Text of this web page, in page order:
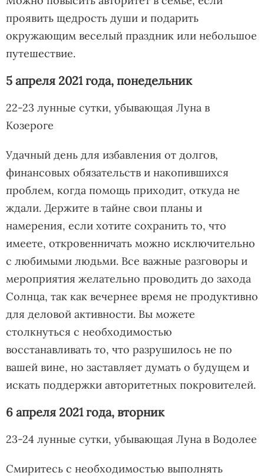
проявить щедрость души и подарить
окружающим веселый праздник или небольшое
путешествие.
5 апреля 2021 года, понедельник
22-23 лунные сутки, убывающая Луна в
Козероге
Удачный день для избавления от долгов,
финансовых обязательств и накопившихся
проблем, когда помощь приходит, откуда не
ждали. Держите в тайне свои планы и
намерения, если хотите сохранить то, что
имеете, откровенничать можно исключительно
с любимыми людьми. Все важные разговоры и
мероприятия желательно проводить до захода
Солнца, так как вечернее время не продуктивно
для деловой активности. Вы можете
столкнуться с необходимостью
восстанавливать то, что разрушилось не по
вашей вине, но заставляет думать о будущем и
искать поддержки авторитетных покровителей.
6 апреля 2021 года, вторник
23-24 лунные сутки, убывающая Луна в Водолее
Смиритесь с необходимостью выполнять